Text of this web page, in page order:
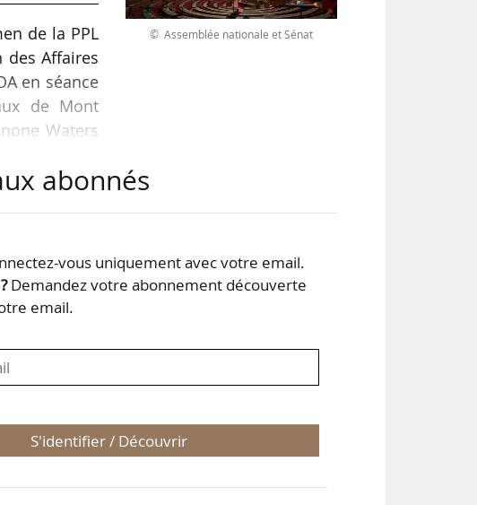
de la PPL
des Affaires
en séance
de Mont
Waters
des
© Assemblée nationale et Sénat
abonnés
vous uniquement avec votre email.
Demandez votre abonnement découverte
email.
S'identifier / Découvrir